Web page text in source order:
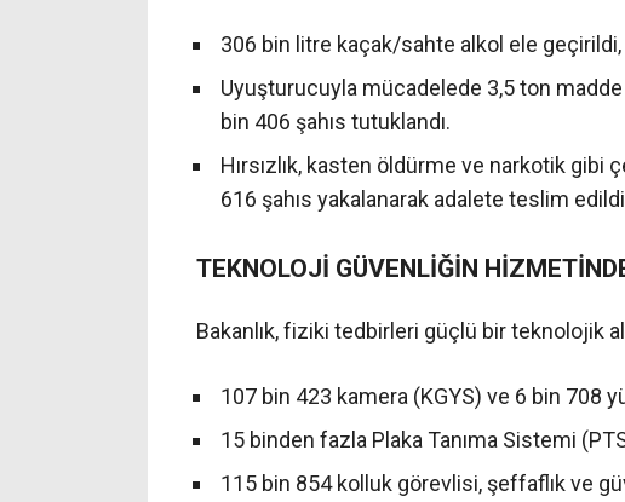
306 bin litre kaçak/sahte alkol ele geçirildi,
Uyuşturucuyla mücadelede 3,5 ton
bin 406 şahıs tutuklandı.
Hırsızlık, kasten öldürme ve narkotik
616 şahıs yakalanarak adalete teslim
TEKNOLOJİ GÜVENLİĞİN
Bakanlık, fiziki tedbirleri güçlü bir teknolojik
107 bin 423 kamera (KGYS) ve 6 bin 708
15 binden fazla Plaka Tanıma Sistemi
115 bin 854 kolluk görevlisi, şeffaflık ve